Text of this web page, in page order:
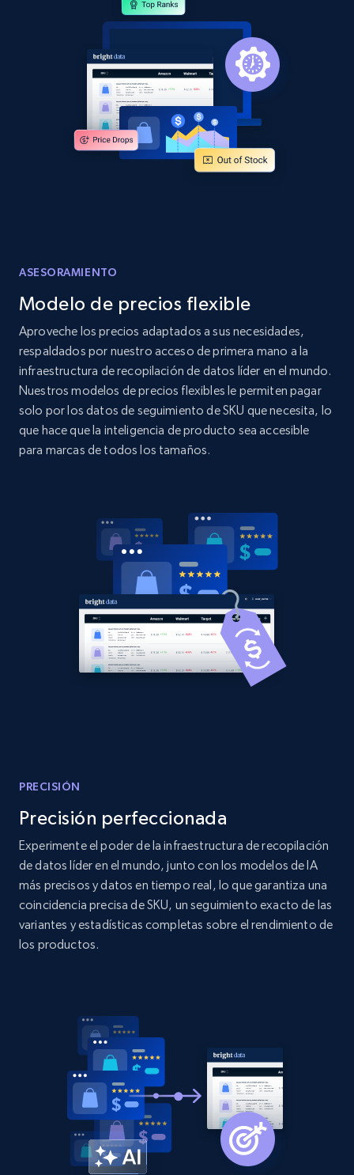
Title, Seller name, Brand, Description, Initial
price, Currency, Availability, Reviews count, and
375+ Comenzar ahora
Amazon products global dataset - Collects
Amazon products global dataset -
Collecting products by keyword search
Title, Seller name, Brand, Description, Initial
price, Currency, Availability, Reviews count, and
Amazon products global dataset - Collects
products by best sellers category URL
Title, Seller name, Brand, Description, Initial
price, Currency, Availability, Reviews count, and
Comenzar ahora
Amazon products by seller URL
price, Currency, Availability, Reviews count, and
more.
2.1K+ 375+ Comenzar ahora
price, Currency, Availability, Reviews count, and
2.1K+ Comenzar ahora
ASESORAMIENTO
Modelo de precios flexible
Aproveche los precios adaptados a sus necesidades,
respaldados por nuestro acceso de primera mano a la
infraestructura de recopilación de datos líder en el mundo.
Nuestros modelos de precios flexibles le permiten pagar
solo por los datos de seguimiento de SKU que necesita, lo
que hace que la inteligencia de producto sea accesible
para marcas de todos los tamaños.
PRECISIÓN
Precisión perfeccionada
Experimente el poder de la infraestructura de recopilación
de datos líder en el mundo, junto con los modelos de IA
más precisos y datos en tiempo real, lo que garantiza una
coincidencia precisa de SKU, un seguimiento exacto de las
variantes y estadísticas completas sobre el rendimiento de
los productos.